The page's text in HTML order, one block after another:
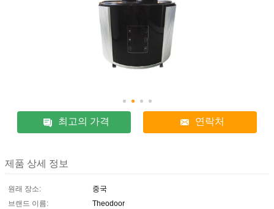
최고의 가격 연락처
제품 상세 정보
원래 장소:
중국
브랜드 이름:
Theodoor